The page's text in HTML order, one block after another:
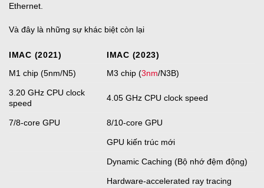
Ethernet.
Và đây là những sự khác biệt còn lại
‌IMAC‌ (2021)
‌IMAC‌ (2023)
‌M1‌ chip (5nm/N5)
M3 chip (3nm/N3B)
3.20 GHz CPU clock
speed
4.05 GHz CPU clock speed
7/8-core GPU 8/10-core GPU
GPU kiến trúc mới
Dynamic Caching (Bộ nhớ đệm động)
Hardware-accelerated ray tracing